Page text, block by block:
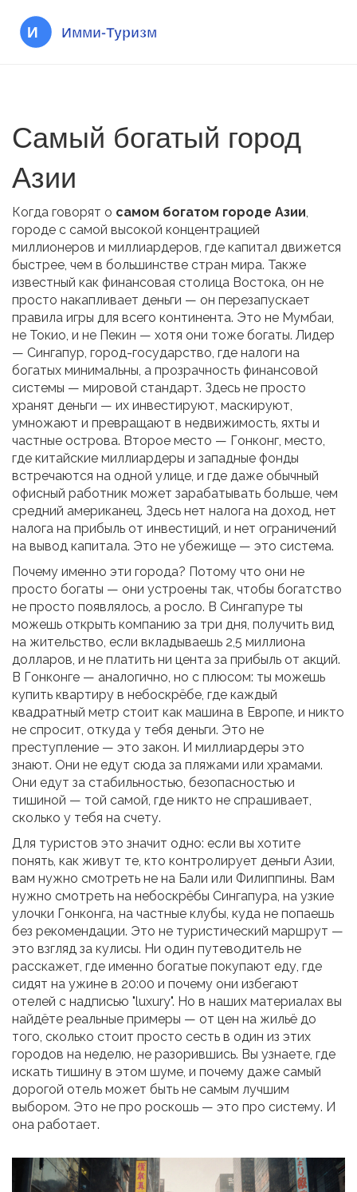
Самый богатый город
Азии
Когда говорят о самом богатом городе Азии,
городе с самой высокой концентрацией
миллионеров и миллиардеров, где капитал движется
быстрее, чем в большинстве стран мира. Также
известный как финансовая столица Востока, он не
просто накапливает деньги — он перезапускает
правила игры для всего континента. Это не Мумбаи,
не Токио, и не Пекин — хотя они тоже богаты. Лидер
— Сингапур, город-государство, где налоги на
богатых минимальны, а прозрачность финансовой
системы — мировой стандарт. Здесь не просто
хранят деньги — их инвестируют, маскируют,
умножают и превращают в недвижимость, яхты и
частные острова. Второе место — Гонконг, место,
где китайские миллиардеры и западные фонды
встречаются на одной улице, и где даже обычный
офисный работник может зарабатывать больше, чем
средний американец. Здесь нет налога на доход, нет
налога на прибыль от инвестиций, и нет ограничений
на вывод капитала. Это не убежище — это система.
Почему именно эти города? Потому что они не
просто богаты — они устроены так, чтобы богатство
не просто появлялось, а росло. В Сингапуре ты
можешь открыть компанию за три дня, получить вид
на жительство, если вкладываешь 2,5 миллиона
долларов, и не платить ни цента за прибыль от акций.
В Гонконге — аналогично, но с плюсом: ты можешь
купить квартиру в небоскрёбе, где каждый
квадратный метр стоит как машина в Европе, и никто
не спросит, откуда у тебя деньги. Это не
преступление — это закон. И миллиардеры это
знают. Они не едут сюда за пляжами или храмами.
Они едут за стабильностью, безопасностью и
тишиной — той самой, где никто не спрашивает,
сколько у тебя на счету.
Для туристов это значит одно: если вы хотите
понять, как живут те, кто контролирует деньги Азии,
вам нужно смотреть не на Бали или Филиппины. Вам
нужно смотреть на небоскрёбы Сингапура, на узкие
улочки Гонконга, на частные клубы, куда не попаешь
без рекомендации. Это не туристический маршрут —
это взгляд за кулисы. Ни один путеводитель не
расскажет, где именно богатые покупают еду, где
сидят на ужине в 20:00 и почему они избегают
отелей с надписью "luxury". Но в наших материалах вы
найдёте реальные примеры — от цен на жильё до
того, сколько стоит просто сесть в один из этих
городов на неделю, не разорившись. Вы узнаете, где
искать тишину в этом шуме, и почему даже самый
дорогой отель может быть не самым лучшим
выбором. Это не про роскошь — это про систему. И
она работает.